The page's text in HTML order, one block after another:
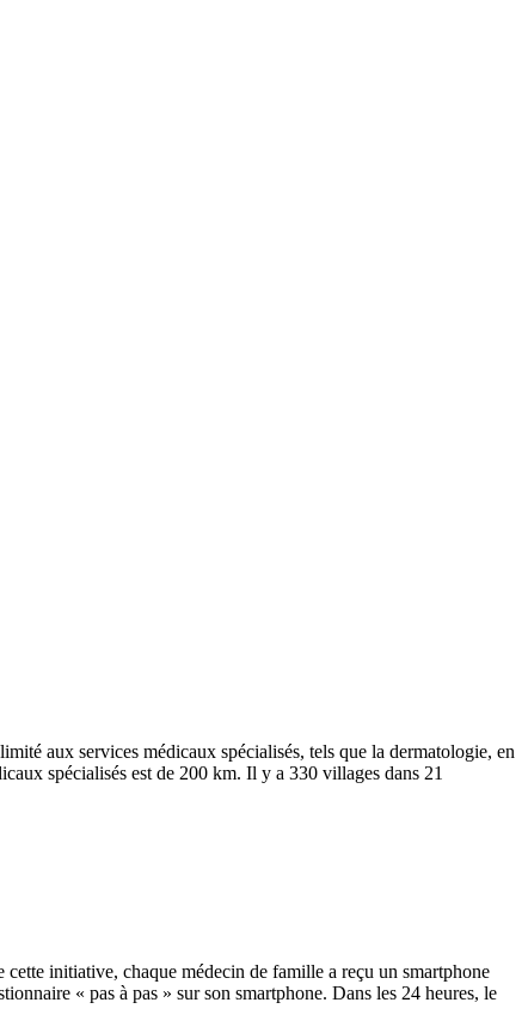
aux services médicaux spécialisés, tels que la dermatologie, en
spécialisés est de 200 km. Il y a 330 villages dans 21
initiative, chaque médecin de famille a reçu un smartphone
« pas à pas » sur son smartphone. Dans les 24 heures, le